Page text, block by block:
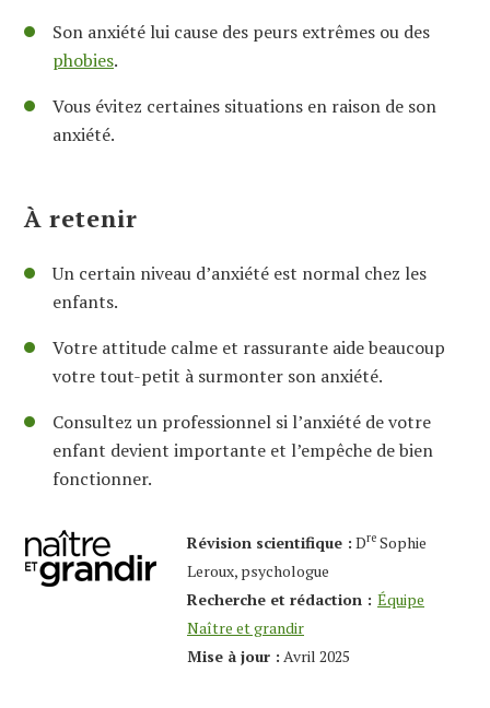
Son anxiété lui cause des peurs extrêmes ou des
phobies.
Vous évitez certaines situations en raison de son
anxiété.
À retenir
Un certain niveau d’anxiété est normal chez les
enfants.
Votre attitude calme et rassurante aide beaucoup
votre tout-petit à surmonter son anxiété.
Consultez un professionnel si l’anxiété de votre
enfant devient importante et l’empêche de bien
fonctionner.
Révision scientifique : Dre Sophie
Leroux, psychologue
Recherche et rédaction : Équipe
Naître et grandir
Mise à jour : Avril 2025